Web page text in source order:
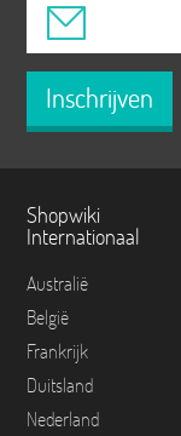
Inschrijven
Shopwiki
Internationaal
Australië
België
Frankrijk
Duitsland
Nederland